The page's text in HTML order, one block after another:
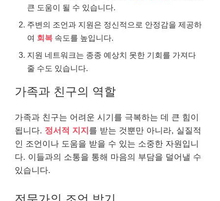
큰 도움이 될 수 있습니다.
주변의 조언과 지원은 정신적으로 안정감을 제공하
여 회복 속도를 높입니다.
지원 네트워크는 종종 예상치 못한 기회를 가져다
줄 수도 있습니다.
가족과 친구의 역할
가족과 친구는 어려운 시기를 극복하는 데 큰 힘이
됩니다. 정서적 지지 를 받는 것뿐만 아니라, 실질적
인 조언이나 도움을 받을 수 있는 소중한 자원입니
다. 이들과의 소통을 통해 마음의 부담을 덜어낼 수
있습니다.